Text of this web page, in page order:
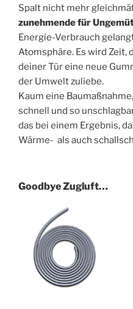
Spalt nicht mehr
zunehmende für
Energie-Verbrauch
Atomsphäre. Es wird Zeit,
deiner Tür eine neue
der Umwelt zuliebe.
Kaum eine
schnell und so
das bei einem Ergebnis,
Wärme- als auch
Goodbye Zugluft…